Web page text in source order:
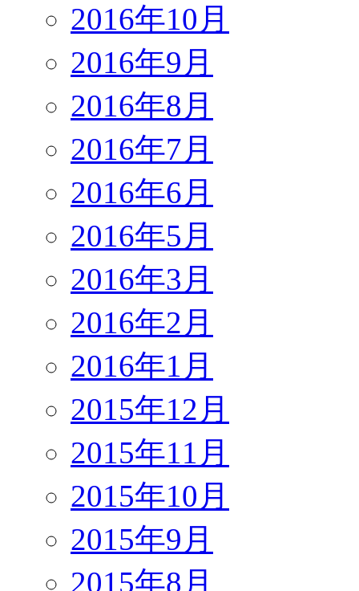
2016年10月
2016年9月
2016年8月
2016年7月
2016年6月
2016年5月
2016年3月
2016年2月
2016年1月
2015年12月
2015年11月
2015年10月
2015年9月
2015年8月